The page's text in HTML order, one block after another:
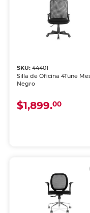
SKU:44401
Silla de Oficina 4Tune
Negro
$1,899.00